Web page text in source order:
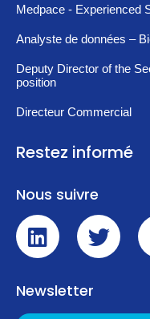
Medpace - Experienced
Analyste de données –
Deputy Director of the
position
Directeur Commercial
Restez informé
Nous suivre
Newsletter